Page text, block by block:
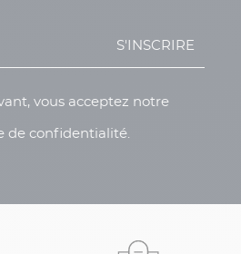
S'INSCRIRE
vous acceptez notre
de confidentialité.